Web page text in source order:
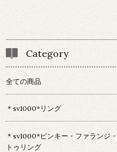
Category
全ての商品
＊sv1000*リング
＊sv1000*ピンキー・ファランジ・
トゥリング